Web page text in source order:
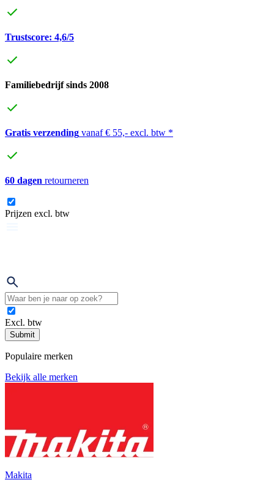
Trustscore: 4,6/5
Familiebedrijf sinds 2008
Gratis verzending vanaf € 55,- excl. btw *
60 dagen retourneren
Prijzen excl. btw
Excl. btw
Submit
Populaire merken
Bekijk alle merken
Makita